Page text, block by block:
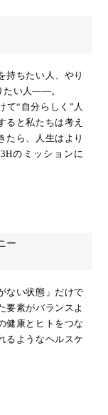
持ちたい人、やり
たい人――。
て“自分らしく”人
ると私たちは考え
たら、人生はより
のミッションに
ー
ない状態」だけで
要素がバランスよ
健康とヒトをつな
るようなヘルスケ